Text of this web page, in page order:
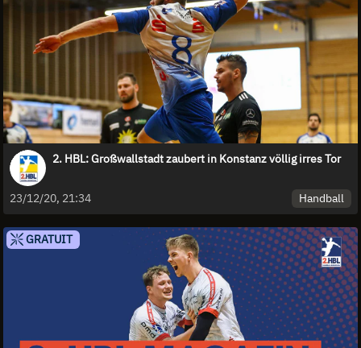
2. HBL: Großwallstadt zaubert in Konstanz völlig irres Tor
23/12/20, 21:34 Handball
GRATUIT